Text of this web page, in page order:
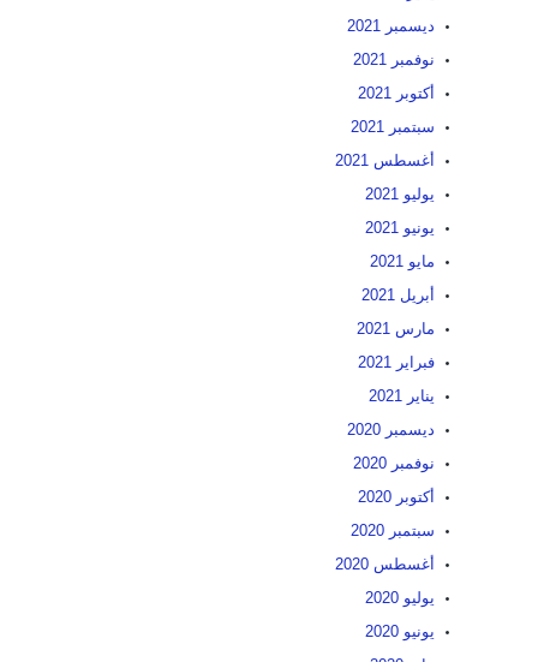
ديسمبر 2021
نوفمبر 2021
أكتوبر 2021
سبتمبر 2021
أغسطس 2021
يوليو 2021
يونيو 2021
مايو 2021
أبريل 2021
مارس 2021
فبراير 2021
يناير 2021
ديسمبر 2020
نوفمبر 2020
أكتوبر 2020
سبتمبر 2020
أغسطس 2020
يوليو 2020
يونيو 2020